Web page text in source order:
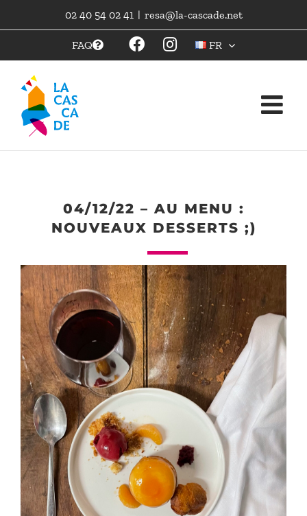
02 40 54 02 41 | resa@la-cascade.net
FAQ FR
04/12/22 – AU MENU :
NOUVEAUX DESSERTS ;)